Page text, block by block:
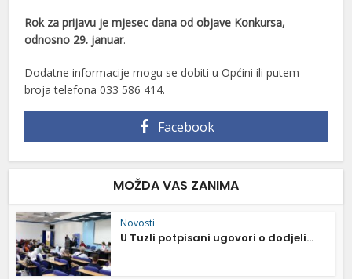
Rok za prijavu je mjesec dana od objave Konkursa,
odnosno 29. januar.
Dodatne informacije mogu se dobiti u Općini ili putem
broja telefona 033 586 414.
Facebook
MOŽDA VAS ZANIMA
Novosti
U Tuzli potpisani ugovori o dodjeli...